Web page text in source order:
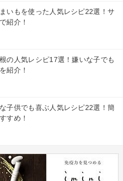
いもを使った人気レシピ22選！サ
紹介！
の人気レシピ17選！嫌いな子でも
紹介！
子供でも喜ぶ人気レシピ22選！簡
すめ！